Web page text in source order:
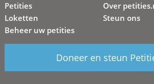
Petities
Loketten
Beheer uw petities
Over
Steun ons
Doneer en steun